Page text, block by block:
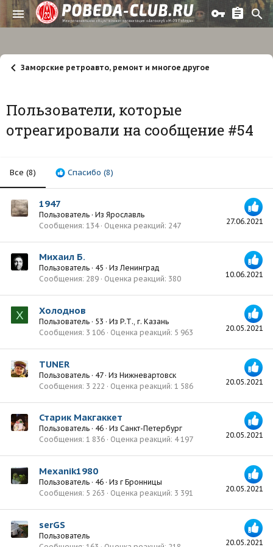
Заморские ретроавто, ремонт и многое другое
Пользователи, которые
отреагировали на сообщение #54
Все (8) Спасибо (8)
27.06.2021
1947
Пользователь · Из Ярославль
Сообщения 134 Оценка реакций 247
10.06.2021
Михаил Б.
Пользователь · 45 · ИзЛенинград
Сообщения 289 Оценка реакций 380
Х
20.05.2021
Холоднов
Пользователь · 53 · Из Р.Т., г. Казань
Сообщения 3 106 Оценка реакций 5 963
20.05.2021
TUNER
Пользователь · 47 · Из Нижневартовск
Сообщения 3 222 Оценка реакций 1 586
20.05.2021
Старик Макгаккет
Пользователь · 46 · Из Санкт-Петербург
Сообщения 1 836 Оценка реакций 4 197
20.05.2021
Mexanik1980
Пользователь · 46 · Из г Бронницы
Сообщения 5 263 Оценка реакций 3 391
20.05.2021
serGS
Пользователь